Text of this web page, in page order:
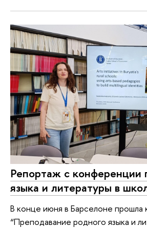
Репортаж с конференции
языка и литературы в
В конце июня в Барселоне прошла
“Преподавание родного языка и